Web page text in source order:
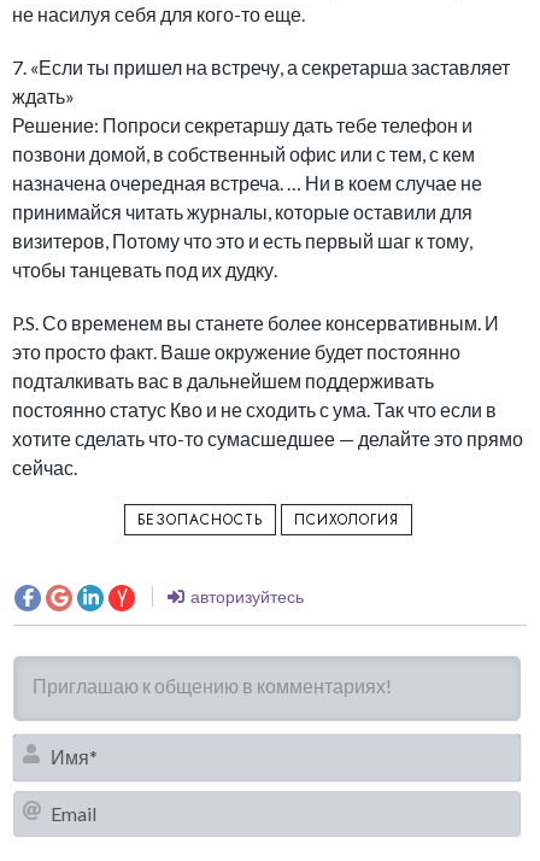
не насилуя себя для кого-то еще.
7. «Если ты пришел на встречу, а секретарша заставляет
ждать»
Решение: Попроси секретаршу дать тебе телефон и
позвони домой, в собственный офис или с тем, с кем
назначена очередная встреча. … Ни в коем случае не
принимайся читать журналы, которые оставили для
визитеров, Потому что это и есть первый шаг к тому,
чтобы танцевать под их дудку.
P.S. Со временем вы станете более консервативным. И
это просто факт. Ваше окружение будет постоянно
подталкивать вас в дальнейшем поддерживать
постоянно статус Кво и не сходить с ума. Так что если в
хотите сделать что-то сумасшедшее — делайте это прямо
сейчас.
БЕЗОПАСНОСТЬ ПСИХОЛОГИЯ
авторизуйтесь